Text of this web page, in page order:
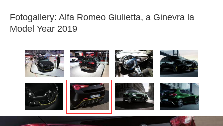
Fotogallery: Alfa Romeo Giulietta, a Ginevra la
Model Year 2019